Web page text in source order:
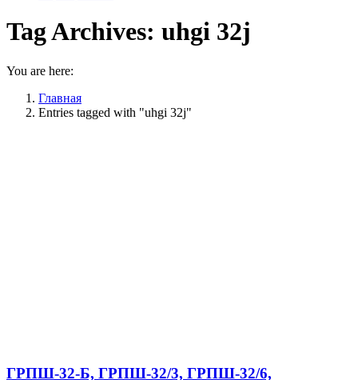
Tag Archives: uhgi 32j
You are here:
Главная
Entries tagged with "uhgi 32j"
ГРПШ-32-Б, ГРПШ-32/3, ГРПШ-32/6,